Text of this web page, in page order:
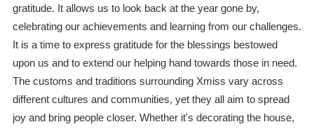
gratitude. It allows us to look back at the year gone by,
celebrating our achievements and learning from our challenges.
It is a time to express gratitude for the blessings bestowed
upon us and to extend our helping hand towards those in need.
The customs and traditions surrounding Xmiss vary across
different cultures and communities, yet they all aim to spread
joy and bring people closer. Whether it's decorating the house,